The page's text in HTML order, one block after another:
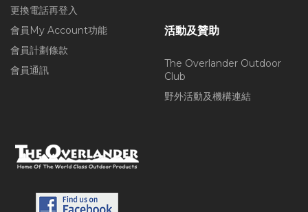
更換電話再登入
會員My Account功能
會員計劃條款
會員通訊
活動及贊助
The Overlander Outdoor
Club
野外活動及機構連結